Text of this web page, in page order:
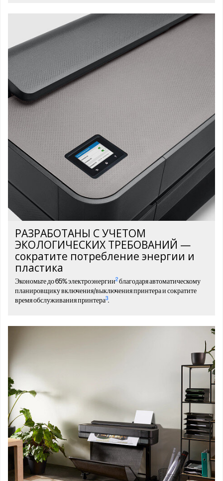
РАЗРАБОТАНЫ С УЧЕТОМ
ЭКОЛОГИЧЕСКИХ ТРЕБОВАНИЙ —
сократите потребление энергии и
пластика
Экономьте до 65% электроэнергии2благодаря автоматическому
планировщику включения/выключения принтера и сократите
время обслуживания принтера3.